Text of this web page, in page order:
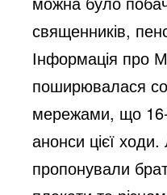
священників,
Інформація про
поширювалася
мережами, що
анонси цієї
пропонували